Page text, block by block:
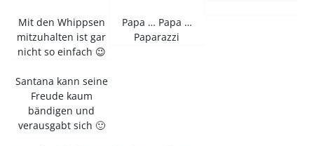
Mit den Whippsen
mitzuhalten ist gar
nicht so einfach 😉
Papa … Papa …
Paparazzi
Santana kann seine
Freude kaum
bändigen und
verausgabt sich 🙂